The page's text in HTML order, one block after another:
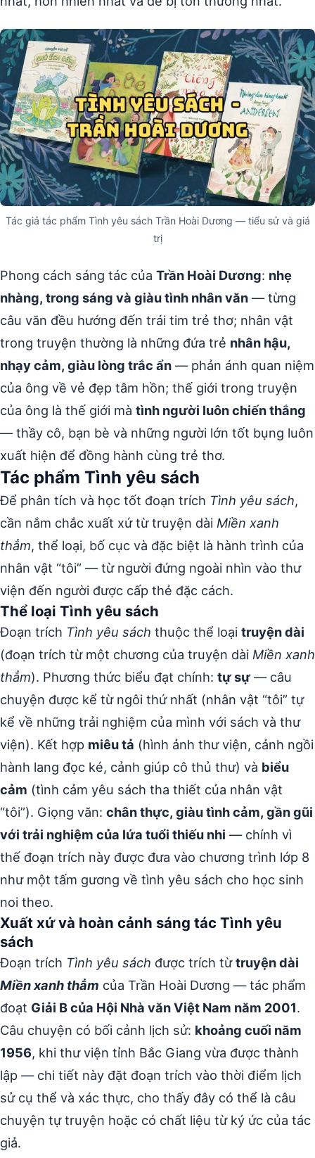
Tác giả tác phẩm Tình yêu sách Trần Hoài Dương — tiểu sử và giá
trị
Phong cách sáng tác của Trần Hoài Dương: nhẹ
nhàng, trong sáng và giàu tình nhân văn — từng
câu văn đều hướng đến trái tim trẻ thơ; nhân vật
trong truyện thường là những đứa trẻ nhân hậu,
nhạy cảm, giàu lòng trắc ẩn — phản ánh quan niệm
của ông về vẻ đẹp tâm hồn; thế giới trong truyện
của ông là thế giới mà tình người luôn chiến thắng
— thầy cô, bạn bè và những người lớn tốt bụng luôn
xuất hiện để đồng hành cùng trẻ thơ.
Tác phẩm Tình yêu sách
Để phân tích và học tốt đoạn trích Tình yêu sách,
cần nắm chắc xuất xứ từ truyện dài Miền xanh
thẳm, thể loại, bố cục và đặc biệt là hành trình của
nhân vật “tôi” — từ người đứng ngoài nhìn vào thư
viện đến người được cấp thẻ đặc cách.
Thể loại Tình yêu sách
Đoạn trích Tình yêu sách thuộc thể loại truyện dài
(đoạn trích từ một chương của truyện dài Miền xanh
thẳm). Phương thức biểu đạt chính: tự sự — câu
chuyện được kể từ ngôi thứ nhất (nhân vật “tôi” tự
kể về những trải nghiệm của mình với sách và thư
viện). Kết hợp miêu tả (hình ảnh thư viện, cảnh ngồi
hành lang đọc ké, cảnh giúp cô thủ thư) và biểu
cảm (tình cảm yêu sách tha thiết của nhân vật
“tôi”). Giọng văn: chân thực, giàu tình cảm, gần gũi
với trải nghiệm của lứa tuổi thiếu nhi — chính vì
thế đoạn trích này được đưa vào chương trình lớp 8
như một tấm gương về tình yêu sách cho học sinh
noi theo.
Xuất xứ và hoàn cảnh sáng tác Tình yêu
sách
Đoạn trích Tình yêu sách được trích từtruyện dài
Miền xanh thẳm của Trần Hoài Dương — tác phẩm
đoạt Giải B của Hội Nhà văn Việt Nam năm 2001.
Câu chuyện có bối cảnh lịch sử: khoảng cuối năm
1956, khi thư viện tỉnh Bắc Giang vừa được thành
lập — chi tiết này đặt đoạn trích vào thời điểm lịch
sử cụ thể và xác thực, cho thấy đây có thể là câu
chuyện tự truyện hoặc có chất liệu từ ký ức của tác
giả.